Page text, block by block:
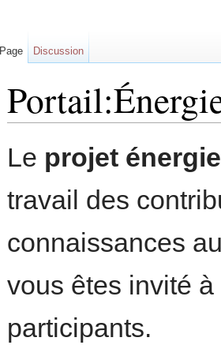
Le projet énergie
travail des
connaissances
vous êtes invité à
participants.
Page Discussion